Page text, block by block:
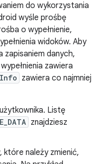
do wykorzystania
wyśle prośbę
o wypełnienie,
widoków. Aby
zapisaniem danych,
zawiera
zawiera co najmniej
Listę
znajdziesz
które należy zmienić,